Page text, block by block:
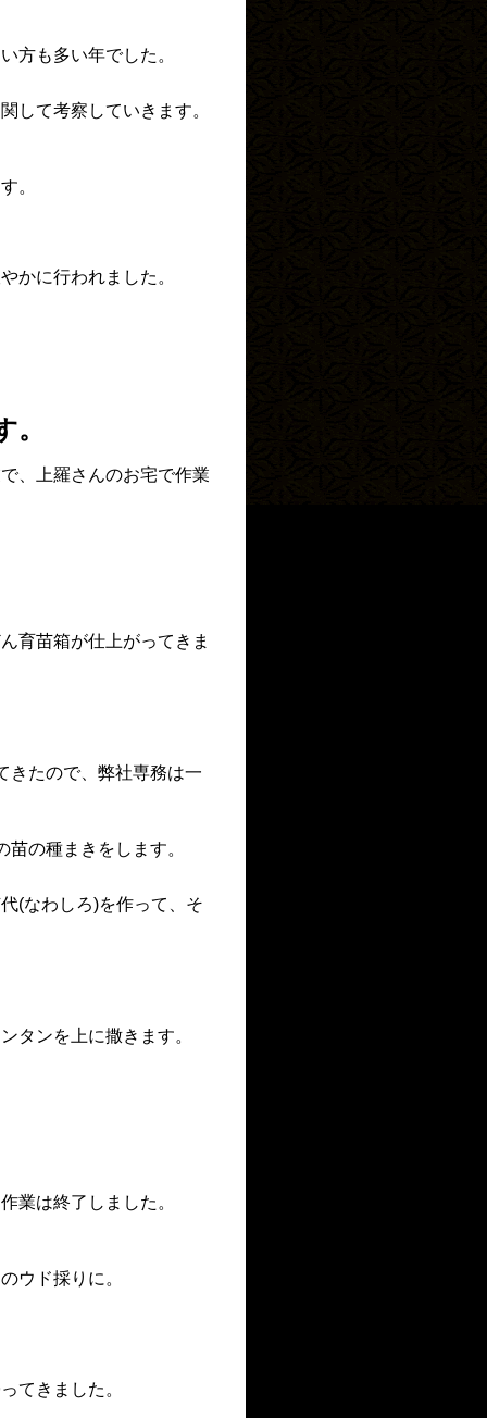
方も多い年でした。
して考察していきます。
。
かに行われました。
、上羅さんのお宅で作業
育苗箱が仕上がってきま
きたので、弊社専務は一
の種まきをします。
(なわしろ)を作って、そ
タンを上に撒きます。
業は終了しました。
ウド採りに。
てきました。